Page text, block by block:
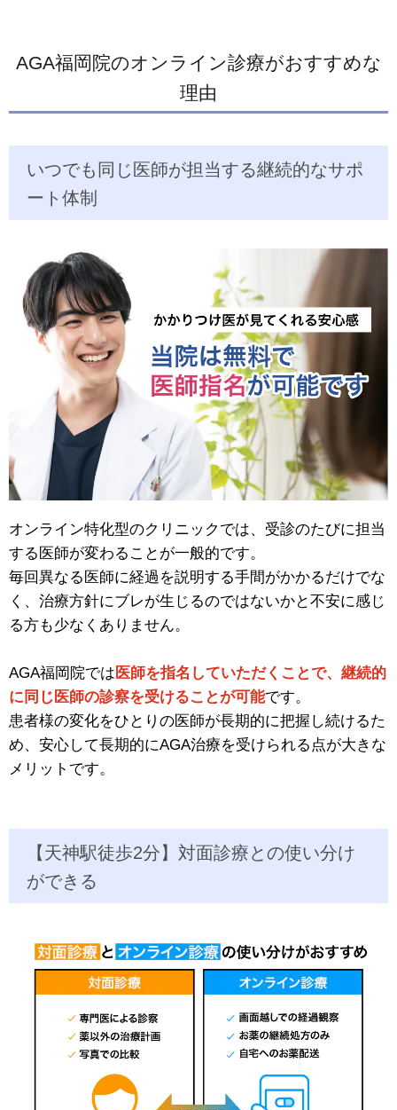
AGA福岡院のオンライン診療がおすすめな
理由
いつでも同じ医師が担当する継続的なサポ
ート体制
オンライン特化型のクリニックでは、受診のたびに担当
する医師が変わることが一般的です。
毎回異なる医師に経過を説明する手間がかかるだけでな
く、治療方針にブレが生じるのではないかと不安に感じ
る方も少なくありません。
AGA福岡院では 医師を指名していただくことで、継続的
に同じ医師の診察を受けることが可能です。
患者様の変化をひとりの医師が長期的に把握し続けるた
め、安心して長期的にAGA治療を受けられる点が大きな
メリットです。
【天神駅徒歩2分】対面診療との使い分け
ができる